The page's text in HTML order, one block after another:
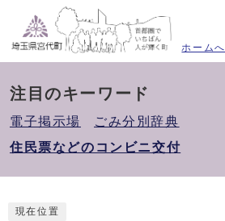
ホームへ
注目のキーワード
電子掲示場
ごみ分別辞典
住民票などのコンビニ交付
現在位置